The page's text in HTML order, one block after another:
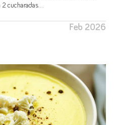
cucharadas…
Feb 2026